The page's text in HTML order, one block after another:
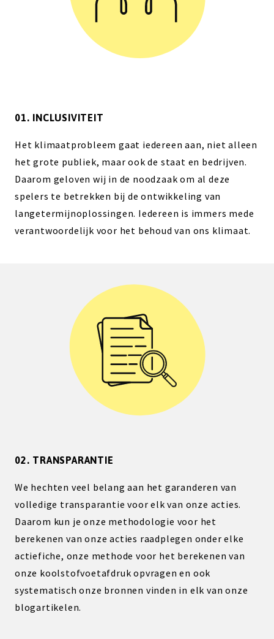
01. INCLUSIVITEIT
Het klimaatprobleem gaat iedereen aan, niet alleen
het grote publiek, maar ook de staat en bedrijven.
Daarom geloven wij in de noodzaak om al deze
spelers te betrekken bij de ontwikkeling van
langetermijnoplossingen. Iedereen is immers mede
verantwoordelijk voor het behoud van ons klimaat.
02. TRANSPARANTIE
We hechten veel belang aan het garanderen van
volledige transparantie voor elk van onze acties.
Daarom kun je onze methodologie voor het
berekenen van onze acties raadplegen onder elke
actiefiche, onze methode voor het berekenen van
onze koolstofvoetafdruk opvragen en ook
systematisch onze bronnen vinden in elk van onze
blogartikelen.